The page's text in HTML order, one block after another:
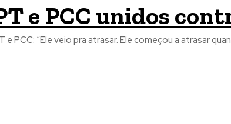
e PCC unidos